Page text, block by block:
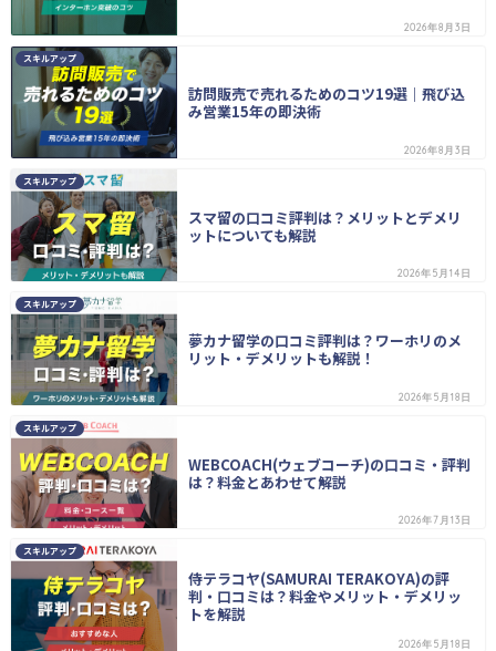
2026年8月3日
スキルアップ
訪問販売で売れるためのコツ19選｜飛び込
み営業15年の即決術
2026年8月3日
スキルアップ
スマ留の口コミ評判は？メリットとデメリ
ットについても解説
2026年5月14日
スキルアップ
夢カナ留学の口コミ評判は？ワーホリのメ
リット・デメリットも解説！
2026年5月18日
スキルアップ
WEBCOACH(ウェブコーチ)の口コミ・評判
は？料金とあわせて解説
2026年7月13日
スキルアップ
侍テラコヤ(SAMURAI TERAKOYA)の評
判・口コミは？料金やメリット・デメリッ
トを解説
2026年5月18日